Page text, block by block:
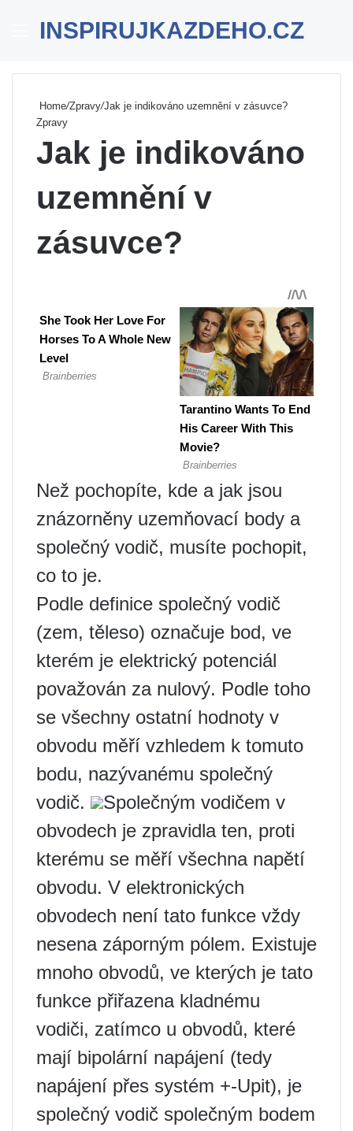
Menu
INSPIRUJKAZDEHO.CZ
Home/Zpravy/Jak je indikováno uzemnění v zásuvce?
Zpravy
Jak je indikováno
uzemnění v
zásuvce?
Než pochopíte, kde a jak jsou
znázorněny uzemňovací body a
společný vodič, musíte pochopit,
co to je.
Podle definice společný vodič
(zem, těleso) označuje bod, ve
kterém je elektrický potenciál
považován za nulový. Podle toho
se všechny ostatní hodnoty v
obvodu měří vzhledem k tomuto
bodu, nazývanému společný
vodič.
Společným vodičem v
obvodech je zpravidla ten, proti
kterému se měří všechna napětí
obvodu. V elektronických
obvodech není tato funkce vždy
nesena záporným pólem. Existuje
mnoho obvodů, ve kterých je tato
funkce přiřazena kladnému
vodiči, zatímco u obvodů, které
mají bipolární napájení (tedy
napájení přes systém +-Upit), je
společný vodič společným bodem